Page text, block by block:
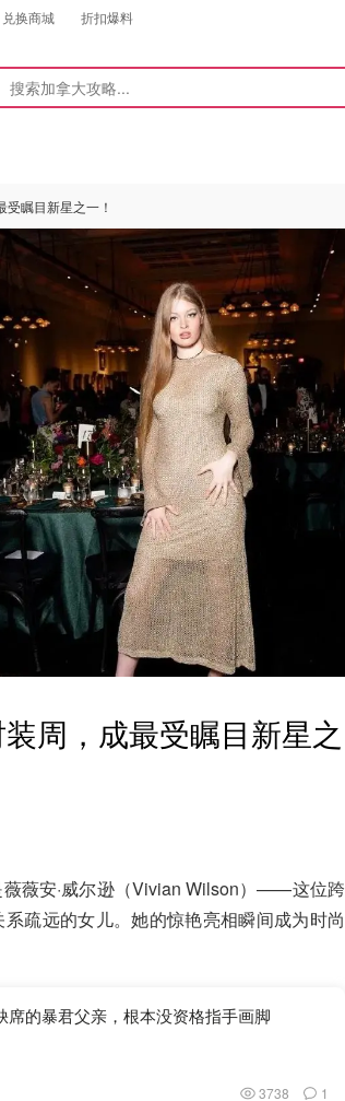
兑换商城 折扣爆料
受瞩目新星之一！
周，成最受瞩目新星之
薇安·威尔逊（Vivian Wilson）——这位跨
疏远的女儿。她的惊艳亮相瞬间成为时尚
的暴君父亲，根本没资格指手画脚
3738 1